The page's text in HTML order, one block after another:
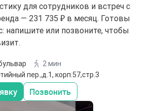
для сотрудников и встреч с
— 231 735 ₽ в месяц. Готовы
напишите или позвоните, чтобы
2 мин
пер.,д.1, корп.57,стр.3
Позвонить